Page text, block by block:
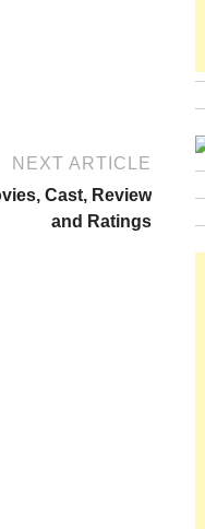
NEXT ARTICLE
Cast, Review
and Ratings